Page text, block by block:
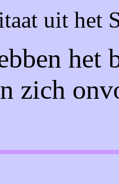
uit het
het
zich